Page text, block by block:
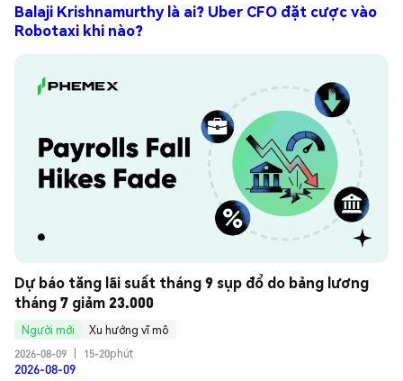
Balaji Krishnamurthy là ai? Uber CFO đặt cược vào
Robotaxi khi nào?
Dự báo tăng lãi suất tháng 9 sụp đổ do bảng lương
tháng 7 giảm 23.000
Người mới
Xu hướng vĩ mô
2026-08-09
15-20phút
2026-08-09